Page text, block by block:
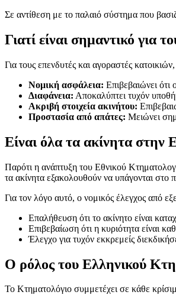
Σε αντίθεση με το παλαιό σύστημα που
Γιατί είναι σημαντικό για
Για τους επενδυτές και αγοραστές
Νομική ασφάλεια: Επιβεβαιώνει ότι
Διαφάνεια: Αποκαλύπτει τυχόν
Ακριβή στοιχεία ακινήτου:
Προστασία από απάτες: Μειώνει
Είναι όλα τα ακίνητα
Παρότι η ανάπτυξη του Εθνικού
τα ακίνητα εξακολουθούν να υπάγονται
Για τον λόγο αυτό, ο νομικός έλεγχος από
Επαλήθευση ότι το ακίνητο είναι
Επιβεβαίωση ότι η κυριότητα είναι
Έλεγχο για τυχόν εκκρεμείς
Ο ρόλος του Ελληνικού
Το Κτηματολόγιο συμμετέχει σε κάθε